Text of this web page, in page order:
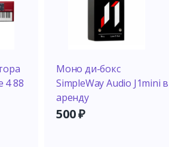
4 88
Моно ди-бокс
SimpleWay Audio J1mini в
аренду
500₽